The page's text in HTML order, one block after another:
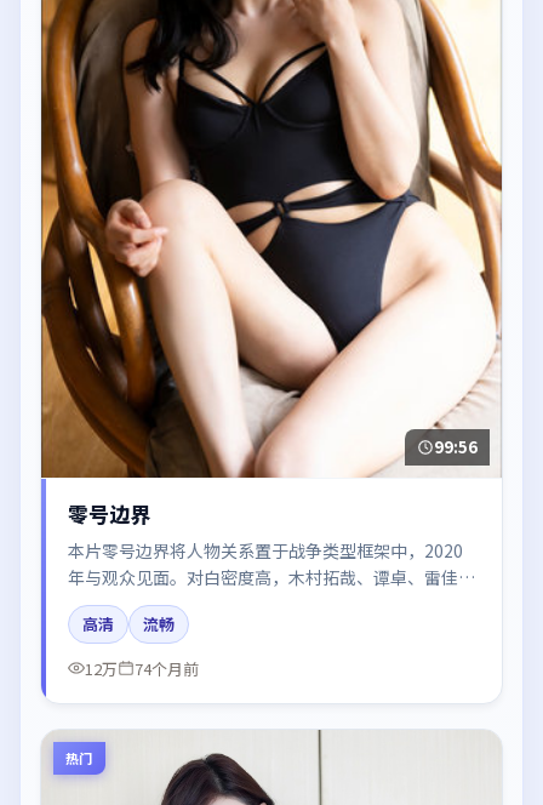
99:56
零号边界
本片零号边界将人物关系置于战争类型框架中，2020
年与观众见面。对白密度高，木村拓哉、谭卓、雷佳
音、汤唯、河正宇的台词节奏值得关注；整体气质偏泰
国都市与冷色调摄影。
高清
流畅
12万
74个月前
热门